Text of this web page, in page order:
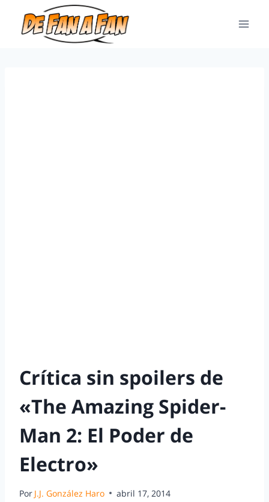
Crítica sin spoilers de
«The Amazing Spider-
Man 2: El Poder de
Electro»
Por J.J. González Haro abril 17, 2014